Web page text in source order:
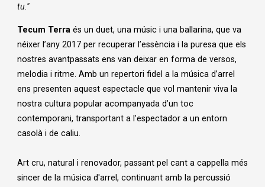
tu."
Tecum Terra és un duet, una músic i una ballarina, que va
néixer l’any 2017 per recuperar l’essència i la puresa que els
nostres avantpassats ens van deixar en forma de versos,
melodia i ritme. Amb un repertori fidel a la música d’arrel
ens presenten aquest espectacle que vol mantenir viva la
nostra cultura popular acompanyada d’un toc
contemporani, transportant a l’espectador a un entorn
casolà i de caliu.
Art cru, natural i renovador, passant pel cant a cappella més
sincer de la música d'arrel, continuant amb la percussió